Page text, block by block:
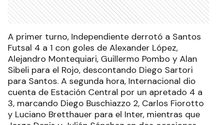
A primer turno, Independiente derrotó a Santos
Futsal 4 a 1 con goles de Alexander López,
Alejandro Montequiari, Guillermo Pombo y Alan
Sibeli para el Rojo, descontando Diego Sartori
para Santos. A segunda hora, Internacional dio
cuenta de Estación Central por un apretado 4 a
3, marcando Diego Buschiazzo 2, Carlos Fiorotto
y Luciano Bretthauer para el Inter, mientras que